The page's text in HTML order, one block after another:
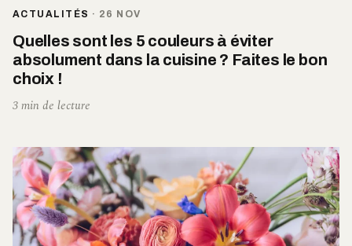
ACTUALITÉS · 26 NOV
Quelles sont les 5 couleurs à éviter
absolument dans la cuisine ? Faites le bon
choix !
3 min de lecture